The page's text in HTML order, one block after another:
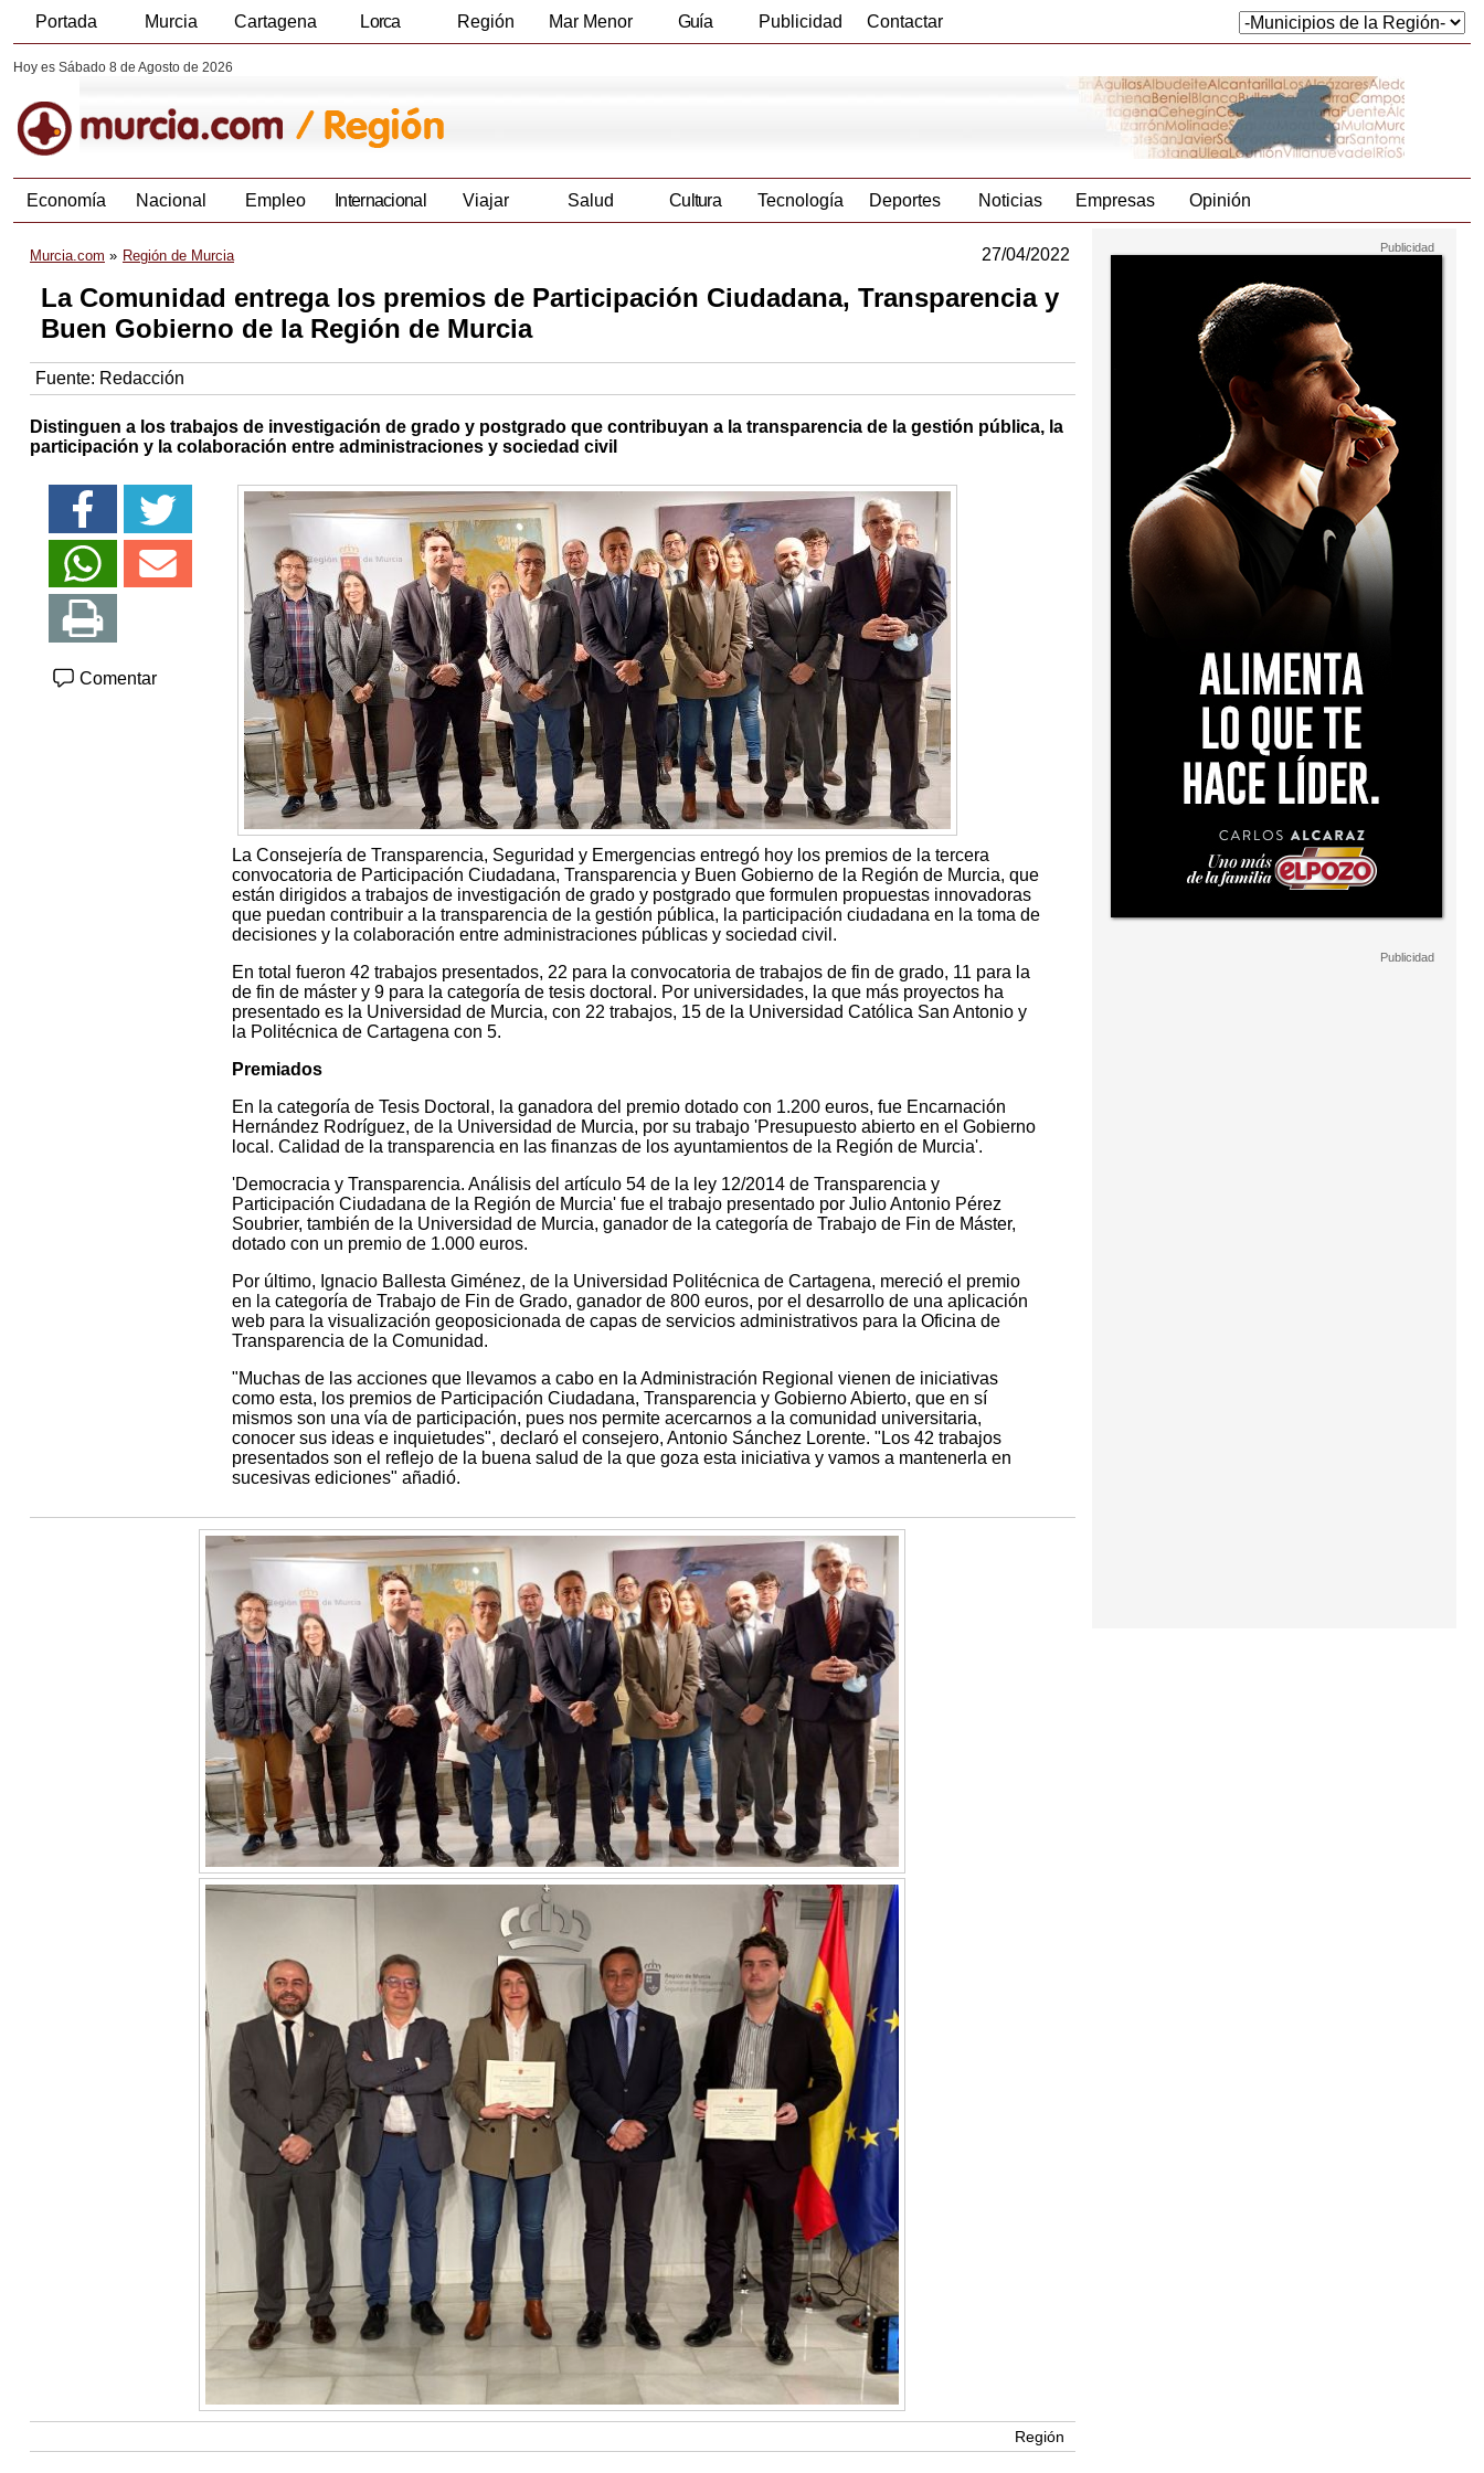
Portada Murcia Cartagena Lorca Región Mar Menor Guía Publicidad Contactar
Hoy es Sábado 8 de Agosto de 2026
Economía Nacional Empleo Internacional Viajar Salud Cultura Tecnología Deportes Noticias Empresas Opinión
Murcia.com Región de Murcia 27/04/2022
La Comunidad entrega los premios de Participación Ciudadana, Transparencia y
Buen Gobierno de la Región de Murcia
Fuente: Redacción
Distinguen a los trabajos de investigación de grado y postgrado que contribuyan a la transparencia de la gestión pública, la
participación y la colaboración entre administraciones y sociedad civil
Comentar
La Consejería de Transparencia, Seguridad y Emergencias entregó hoy los premios de la tercera
convocatoria de Participación Ciudadana, Transparencia y Buen Gobierno de la Región de Murcia, que
están dirigidos a trabajos de investigación de grado y postgrado que formulen propuestas innovadoras
que puedan contribuir a la transparencia de la gestión pública, la participación ciudadana en la toma de
decisiones y la colaboración entre administraciones públicas y sociedad civil.
En total fueron 42 trabajos presentados, 22 para la convocatoria de trabajos de fin de grado, 11 para la
de fin de máster y 9 para la categoría de tesis doctoral. Por universidades, la que más proyectos ha
presentado es la Universidad de Murcia, con 22 trabajos, 15 de la Universidad Católica San Antonio y
la Politécnica de Cartagena con 5.
Premiados
En la categoría de Tesis Doctoral, la ganadora del premio dotado con 1.200 euros, fue Encarnación
Hernández Rodríguez, de la Universidad de Murcia, por su trabajo 'Presupuesto abierto en el Gobierno
local. Calidad de la transparencia en las finanzas de los ayuntamientos de la Región de Murcia'.
'Democracia y Transparencia. Análisis del artículo 54 de la ley 12/2014 de Transparencia y
Participación Ciudadana de la Región de Murcia' fue el trabajo presentado por Julio Antonio Pérez
Soubrier, también de la Universidad de Murcia, ganador de la categoría de Trabajo de Fin de Máster,
dotado con un premio de 1.000 euros.
Por último, Ignacio Ballesta Giménez, de la Universidad Politécnica de Cartagena, mereció el premio
en la categoría de Trabajo de Fin de Grado, ganador de 800 euros, por el desarrollo de una aplicación
web para la visualización geoposicionada de capas de servicios administrativos para la Oficina de
Transparencia de la Comunidad.
"Muchas de las acciones que llevamos a cabo en la Administración Regional vienen de iniciativas
como esta, los premios de Participación Ciudadana, Transparencia y Gobierno Abierto, que en sí
mismos son una vía de participación, pues nos permite acercarnos a la comunidad universitaria,
conocer sus ideas e inquietudes", declaró el consejero, Antonio Sánchez Lorente. "Los 42 trabajos
presentados son el reflejo de la buena salud de la que goza esta iniciativa y vamos a mantenerla en
sucesivas ediciones" añadió.
Región